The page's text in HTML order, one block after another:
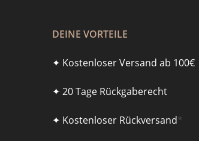
DEINE VORTEILE
✦ Kostenloser Versand ab 100€
✦ 20 Tage Rückgaberecht
✦ Kostenloser Rückversand*